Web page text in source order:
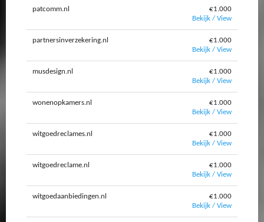
patcomm.nl
€1.000
Bekijk / View
partnersinverzekering.nl
€1.000
Bekijk / View
musdesign.nl
€1.000
Bekijk / View
wonenopkamers.nl
€1.000
Bekijk / View
witgoedreclames.nl
€1.000
Bekijk / View
witgoedreclame.nl
€1.000
Bekijk / View
witgoedaanbiedingen.nl
€1.000
Bekijk / View